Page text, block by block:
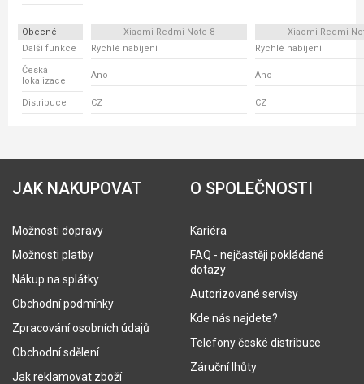
Obecné Xiaomi Redmi Note 8
Xiaomi Redmi
Další funkce
Rychlé nabíjení Rychlé nabíjení
Česká
lokalizace
Ano Ano
Distribuce CZ CZ
JAK NAKUPOVAT
Možnosti dopravy
Možnosti platby
Nákup na splátky
Obchodní podmínky
Zpracování osobních údajů
Obchodní sdělení
Jak reklamovat zboží
O SPOLEČNOSTI
Kariéra
FAQ - nejčastěji pokládané
dotazy
Autorizované servisy
Kde nás najdete?
Telefony české distribuce
Záruční lhůty